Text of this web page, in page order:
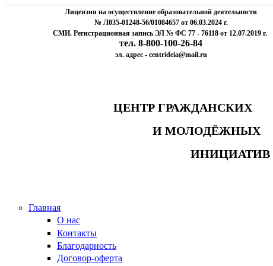
Лицензия на осуществление образовательной деятельности
№ Л035-01248-56/01084657 от 06.03.2024 г.
СМИ. Регистрационная запись ЭЛ № ФС 77 - 76118 от 12.07.2019 г.
тел. 8-800-100-26-84
эл. адрес - centrideia@mail.ru
ЦЕНТР ГРАЖДАНСКИХ
И МОЛОДЁЖНЫХ
ИНИЦИАТИВ
Главная
О нас
Контакты
Благодарность
Договор-оферта